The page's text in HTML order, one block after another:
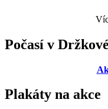
Počasí v Držkové
Plakáty na akce